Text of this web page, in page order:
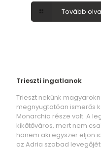
Tovább
Trieszti ingatlanok
Trieszt nekünk
megnyugtatóan ismerős
Monarchia része volt. A
kikőtőváros, mert nem
hanem aki egyszer eljön
az Adria szabad levegőjét.